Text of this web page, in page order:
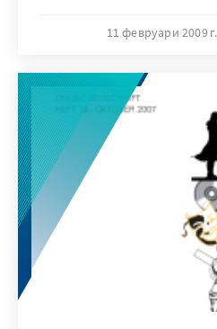
Medienauswertung von
der Konrad-Adenauer-
kulturpolitisch „auf dem
sich eine Art „Archiv“
Aktivitäten christlich-
Kulturpolitik
eingeladen, die aktuelle
Netz zu beziehen.
11 февруари 2009 г.